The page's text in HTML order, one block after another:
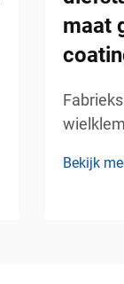
maat
Bekijk